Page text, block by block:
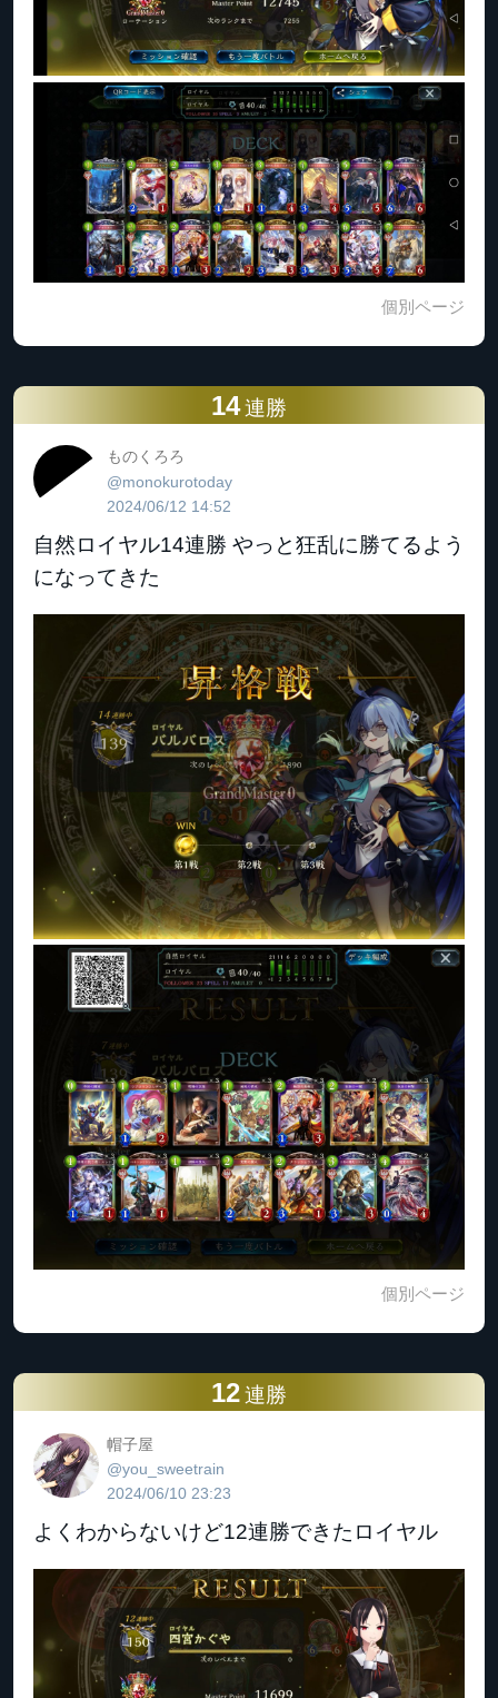
個別ページ
14 連勝
ものくろろ
@monokurotoday
2024/06/12 14:52
自然ロイヤル14連勝 やっと狂乱に勝てるよう
になってきた
個別ページ
12 連勝
帽子屋
@you_sweetrain
2024/06/10 23:23
よくわからないけど12連勝できたロイヤル